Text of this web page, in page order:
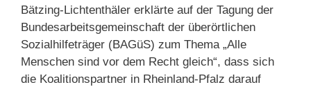
Bätzing-Lichtenthäler erklärte auf der Tagung der
Bundesarbeitsgemeinschaft der überörtlichen
Sozialhilfeträger (BAGüS) zum Thema „Alle
Menschen sind vor dem Recht gleich“, dass sich
die Koalitionspartner in Rheinland-Pfalz darauf